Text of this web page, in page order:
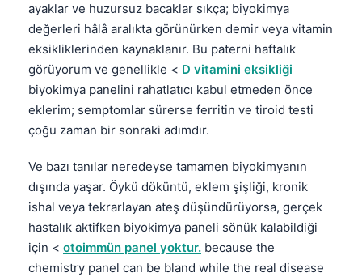
ayaklar ve huzursuz bacaklar sıkça; biyokimya
değerleri hâlâ aralıkta görünürken demir veya vitamin
eksikliklerinden kaynaklanır. Bu paterni haftalık
görüyorum ve genellikle < D vitamini eksikliği
biyokimya panelini rahatlatıcı kabul etmeden önce
eklerim; semptomlar sürerse ferritin ve tiroid testi
çoğu zaman bir sonraki adımdır.
Ve bazı tanılar neredeyse tamamen biyokimyanın
dışında yaşar. Öykü döküntü, eklem şişliği, kronik
ishal veya tekrarlayan ateş düşündürüyorsa, gerçek
hastalık aktifken biyokimya paneli sönük kalabildiği
için < otoimmün panel yoktur. because the
chemistry panel can be bland while the real disease